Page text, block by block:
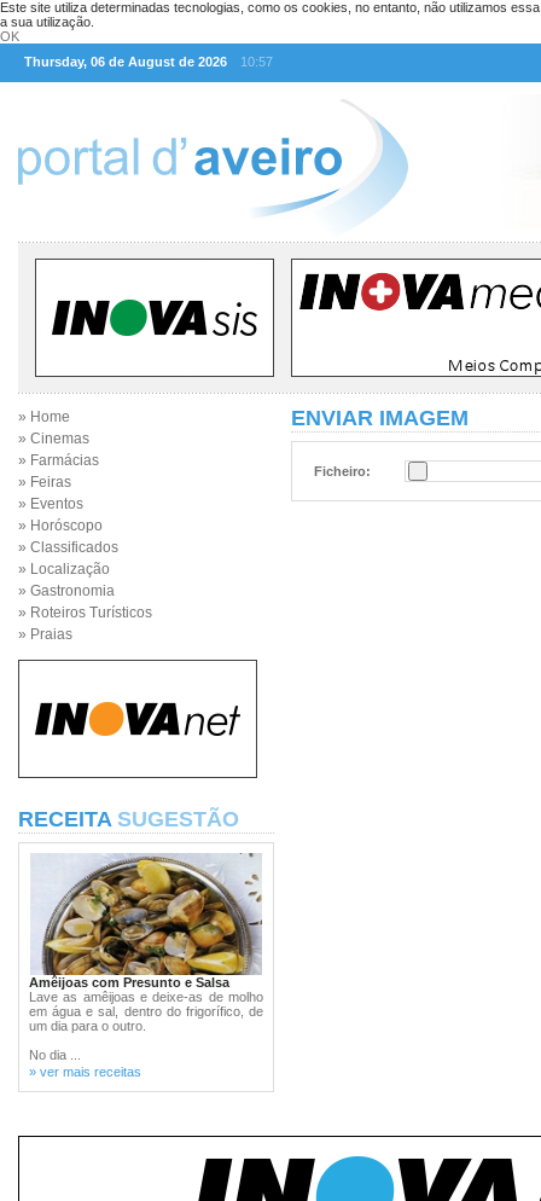
Este site utiliza determinadas tecnologias, como os cookies, no entanto, não utilizamos
a sua utilização.
OK
Thursday, 06 de August de 2026
10:57
» Home
» Cinemas
» Farmácias
» Feiras
» Eventos
» Horóscopo
» Classificados
» Localização
» Gastronomia
» Roteiros Turísticos
» Praias
RECEITA SUGESTÃO
Amêijoas com Presunto e Salsa
Lave as amêijoas e deixe-as de molho
em água e sal, dentro do frigorífico, de
um dia para o outro.
No dia ...
» ver mais receitas
ENVIAR IMAGEM
Ficheiro: